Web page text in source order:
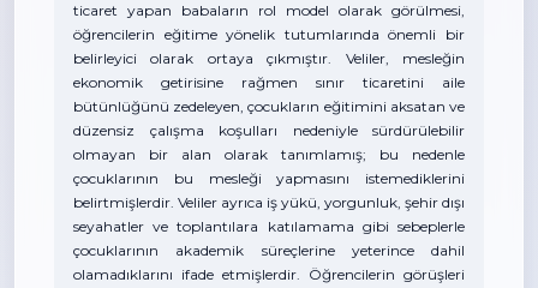
ticaret yapan babaların rol model olarak görülmesi,
öğrencilerin eğitime yönelik tutumlarında önemli bir
belirleyici olarak ortaya çıkmıştır. Veliler, mesleğin
ekonomik getirisine rağmen sınır ticaretini aile
bütünlüğünü zedeleyen, çocukların eğitimini aksatan ve
düzensiz çalışma koşulları nedeniyle sürdürülebilir
olmayan bir alan olarak tanımlamış; bu nedenle
çocuklarının bu mesleği yapmasını istemediklerini
belirtmişlerdir. Veliler ayrıca iş yükü, yorgunluk, şehir dışı
seyahatler ve toplantılara katılamama gibi sebeplerle
çocuklarının akademik süreçlerine yeterince dahil
olamadıklarını ifade etmişlerdir. Öğrencilerin görüşleri